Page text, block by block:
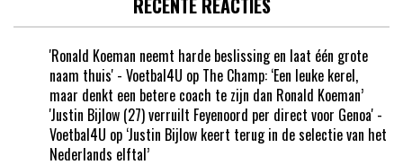
RECENTE REACTIES
'Ronald Koeman neemt harde beslissing en laat één grote
naam thuis' - Voetbal4U op The Champ: ‘Een leuke kerel,
maar denkt een betere coach te zijn dan Ronald Koeman’
'Justin Bijlow (27) verruilt Feyenoord per direct voor Genoa' -
Voetbal4U op ‘Justin Bijlow keert terug in de selectie van het
Nederlands elftal’